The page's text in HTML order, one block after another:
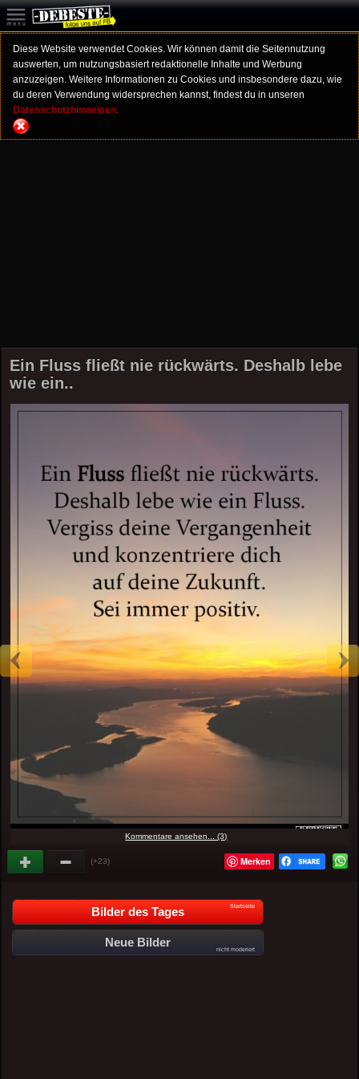
Diese Website verwendet Cookies. Wir können damit die Seitennutzung
auswerten, um nutzungsbasiert redaktionelle Inhalte und Werbung
anzuzeigen. Weitere Informationen zu Cookies und insbesondere dazu, wie
du deren Verwendung widersprechen kannst, findest du in unseren
Datenschutzhinweisen.
Ein Fluss fließt nie rückwärts. Deshalb lebe
wie ein..
Kommentare ansehen... (3)
(+23) Merken
Bilder des Tages Startseite
Neue Bilder
nicht moderiert